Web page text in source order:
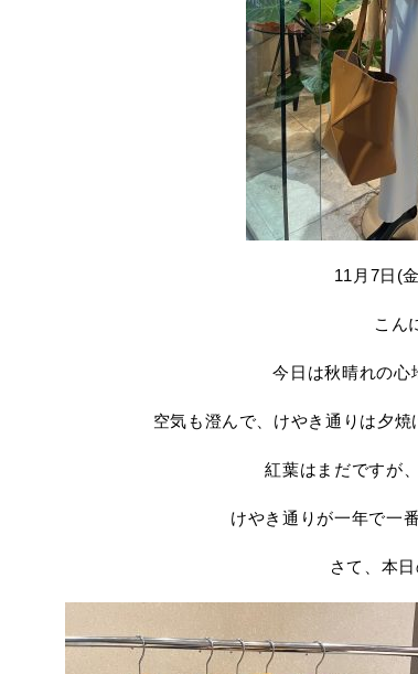
11月7日(
こん
今日は秋晴れの心
空気も澄んで、けやき通りは夕焼
紅葉はまだですが
けやき通りが一年で一
さて、本